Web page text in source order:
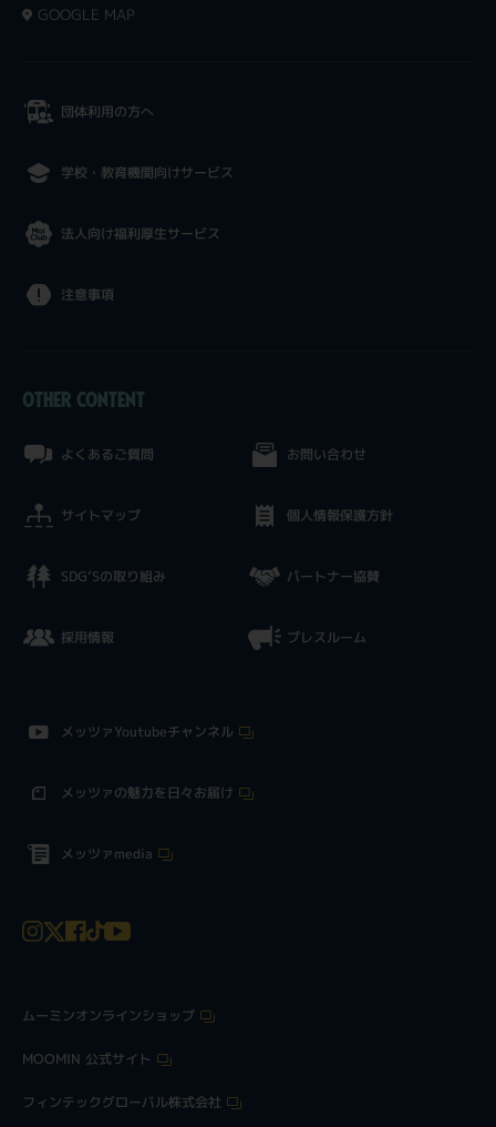
GOOGLE MAP
団体利用の方へ
学校・教育機関向けサービス
法人向け福利厚生サービス
注意事項
OTHER CONTENT
よくあるご質問
サイトマップ
SDG’Sの取り組み
採用情報
お問い合わせ
個人情報保護方針
パートナー協賛
プレスルーム
メッツァYoutubeチャンネル
メッツァの魅力を日々お届け
メッツァmedia
ムーミンオンラインショップ
MOOMIN 公式サイト
フィンテックグローバル株式会社